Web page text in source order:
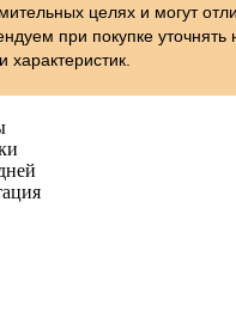
целях и могут
при покупке уточнять